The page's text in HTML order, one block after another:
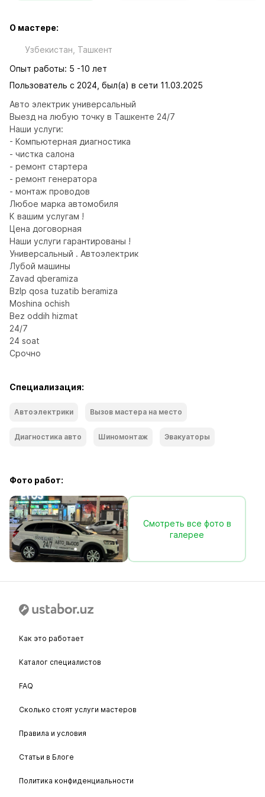
О мастере:
Узбекистан, Ташкент
Опыт работы: 5 -10 лет
Пользователь с 2024, был(а) в сети 11.03.2025
Авто электрик универсальный
Выезд на любую точку в Ташкенте 24/7
Наши услуги:
- Компьютерная диагностика
- чистка салона
- ремонт стартера
- ремонт генератора
- монтаж проводов
Любое марка автомобиля
К вашим услугам !
Цена договорная
Наши услуги гарантированы !
Универсальный . Автоэлектрик
Лубой машины
Zavad qberamiza
Bzlp qosa tuzatib beramiza
Moshina ochish
Bez oddih hizmat
24/7
24 soat
Срочно
Специализация:
Автоэлектрики Вызов мастера на место
Диагностика авто Шиномонтаж Эвакуаторы
Фото работ:
Смотреть все фото в
галерее
Как это работает
Каталог специалистов
FAQ
Сколько стоят услуги мастеров
Правила и условия
Статьи в Блоге
Политика конфиденциальности